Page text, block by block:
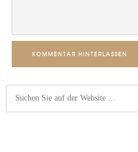
KOMMENTAR HINTERLASSEN